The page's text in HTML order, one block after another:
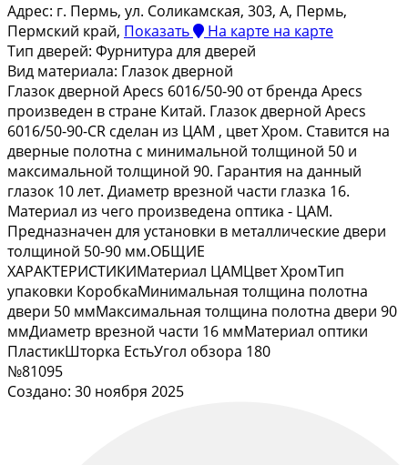
Адрес: г. Пермь, ул. Соликамская, 303, А, Пермь,
Пермский край, Показать На карте на карте
Тип дверей: Фурнитура для дверей
Вид материала: Глазок дверной
Глазок дверной Apecs 6016/50-90 от бренда Apecs
произведен в стране Китай. Глазок дверной Apecs
6016/50-90-CR сделан из ЦАМ , цвет Хром. Ставится на
дверные полотна с минимальной толщиной 50 и
максимальной толщиной 90. Гарантия на данный
глазок 10 лет. Диаметр врезной части глазка 16.
Материал из чего произведена оптика - ЦАМ.
Предназначен для установки в металлические двери
толщиной 50-90 мм.ОБЩИЕ
ХАРАКТЕРИСТИКИМатериал ЦАМЦвет ХромТип
упаковки КоробкаМинимальная толщина полотна
двери 50 ммМаксимальная толщина полотна двери 90
ммДиаметр врезной части 16 ммМатериал оптики
ПластикШторка ЕстьУгол обзора 180
№81095
Создано: 30 ноября 2025